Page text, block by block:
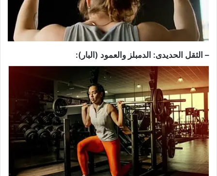
– الثقل الحديدى: الدمبلز والعمود (البار):